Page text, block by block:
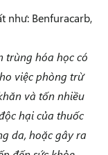
như: Benfuracarb,
trùng hóa học có
việc phòng trừ
và tốn nhiều
hại của thuốc
da, hoặc gây ra